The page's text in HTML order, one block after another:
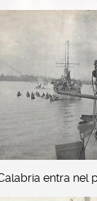
entra nel